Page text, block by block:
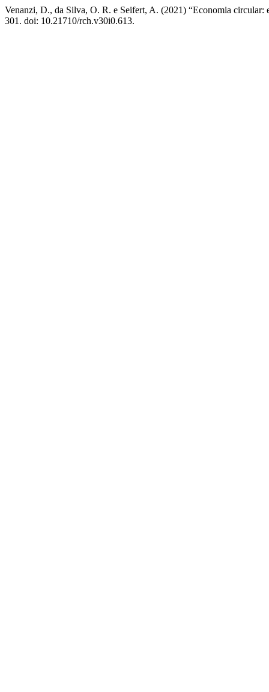
Venanzi, D., da Silva, O. R. e Seifert, A. (2021) “Economia circular:
301. doi: 10.21710/rch.v30i0.613.